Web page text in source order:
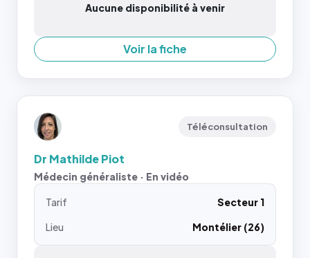
Aucune disponibilité à venir
Voir la fiche
Téléconsultation
Dr Mathilde Piot
Médecin généraliste · En vidéo
Tarif
Secteur 1
Lieu
Montélier (26)